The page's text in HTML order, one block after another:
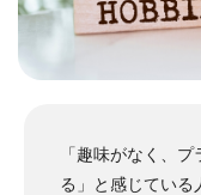
「趣味がなく、
る」と感じている